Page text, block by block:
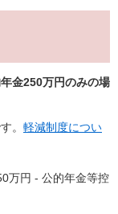
金250万円のみの場
。 軽減制度につい
万円 - 公的年金等控